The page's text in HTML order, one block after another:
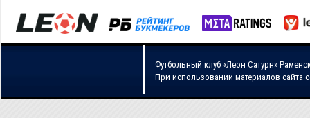
Футбольный клуб «Леон Сатурн»
При использовании материалов сайта